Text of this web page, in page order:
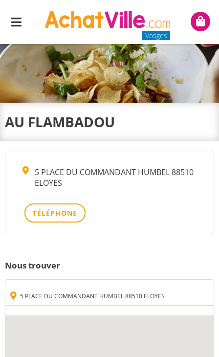
Menu
Vosges
Mon
AU FLAMBADOU
5 PLACE DU COMMANDANT HUMBEL 88510
ELOYES
TÉLÉPHONE
Nous trouver
5 PLACE DU COMMANDANT HUMBEL 88510 ELOYES